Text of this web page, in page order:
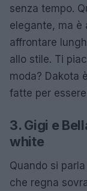
senza tempo.
elegante, ma è
affrontare
allo stile. Ti
moda? Dakota
fatte per
3. Gigi e
white
Quando si
che regna